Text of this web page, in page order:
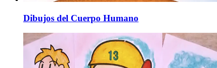
Dibujos del Cuerpo Humano